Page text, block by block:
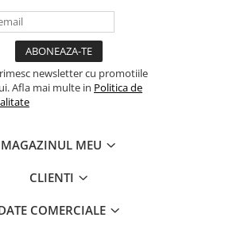
newsletter cu promotiile
Afla mai multe in Politica de
MAGAZINUL MEU
CLIENTI
COMERCIALE